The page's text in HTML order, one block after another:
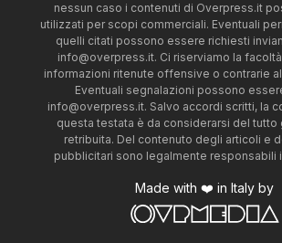
nessun caso i contenuti di Overpress.it
utilizzati per scopi commerciali. Eventuali
quelli citati possono essere richiesti
info@overpress.it. Ci riserviamo la
informazioni ritenute offensive o contrarie
Eventuali segnalazioni possono
info@overpress.it. Salvo accordi scritti, la
questa testata è da considerarsi del tutto
retribuita. Del contenuto degli articoli e
pubblicitari sono legalmente responsabili
Made with ❤️ in Italy by